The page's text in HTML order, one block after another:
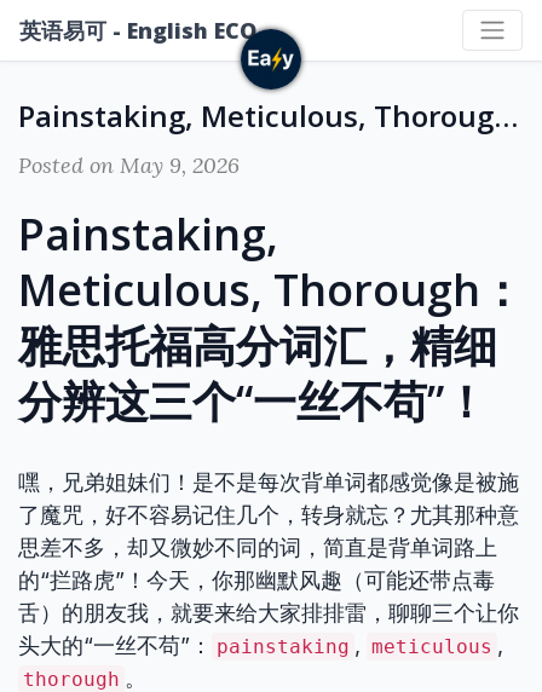
英语易可 - English ECO
Painstaking, Meticulous, Thorough：雅思托福高分词汇，精细分辨这三个“一丝不苟”！
Posted on May 9, 2026
Painstaking,
Meticulous, Thorough：
雅思托福高分词汇，精细
分辨这三个“一丝不苟”！
嘿，兄弟姐妹们！是不是每次背单词都感觉像是被施
了魔咒，好不容易记住几个，转身就忘？尤其那种意
思差不多，却又微妙不同的词，简直是背单词路上
的“拦路虎”！今天，你那幽默风趣（可能还带点毒
舌）的朋友我，就要来给大家排排雷，聊聊三个让你
头大的“一丝不苟”：
painstaking , meticulous ,
thorough 。